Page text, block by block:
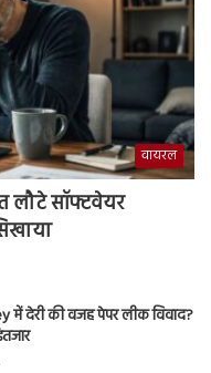
वायरल
लौटे सॉफ्टवेयर
में देरी की वजह पेपर लीक विवाद?